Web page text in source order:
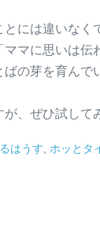
とには違いなく
ママに思いは伝
の芽を育んで
、ぜひ試して
はうす, ホッとタ